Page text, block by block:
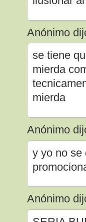
Anónimo
se tiene
mierda
mierda
Anónimo
y yo no se
Anónimo